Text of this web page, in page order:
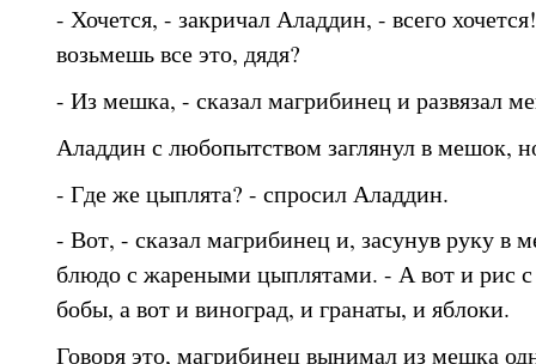
- Хочется, - закричал Аладдин, - всего
возьмешь все это, дядя?
- Из мешка, - сказал магрибинец и развязал
Аладдин с любопытством заглянул в мешок,
- Где же цыплята? - спросил Аладдин.
- Вот, - сказал магрибинец и, засунув руку в
блюдо с жареными цыплятами. - А вот и рис
бобы, а вот и виноград, и гранаты, и яблоки.
Говоря это, магрибинец вынимал из мешка